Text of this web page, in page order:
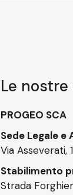
Le nostre
PROGEO SCA
Sede Legale
Via Asseverati,
Stabilimento
Strada